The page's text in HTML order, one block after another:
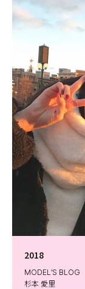
2018
MODEL’S BLOG
杉本 愛里